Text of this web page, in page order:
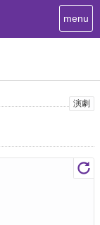
T
o
i
g
menu
演劇